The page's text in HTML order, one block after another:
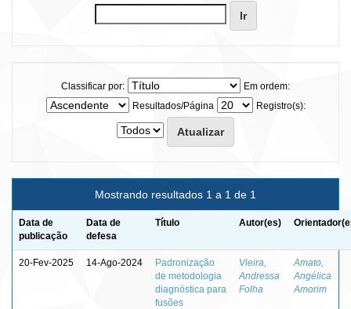
Classificar por:
Em ordem:
Resultados/Página
Registro(s):
Mostrando resultados 1 a 1 de 1
Data de
publicação
Data de
defesa
Título Autor(es)
20-Fev-2025 14-Ago-2024
Padronização
de metodologia
diagnóstica para
fusões
Vieira,
Andressa
Folha
Amato,
Angélica
Amorim